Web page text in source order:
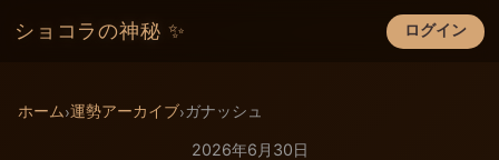
ショコラの神秘 ✨ ログイン
×
ホーム›運勢アーカイブ›ガナッシュ
2026年6月30日